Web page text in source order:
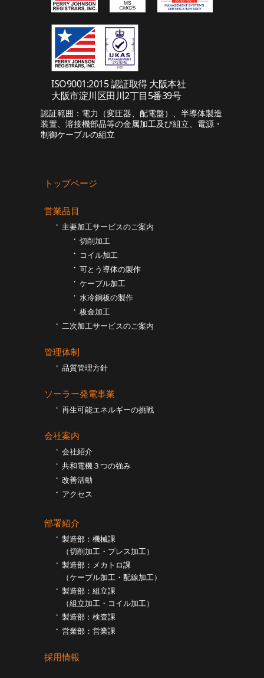
ISO9001:2015 認証取得 大阪本社
大阪市淀川区田川2丁目5番39号
認証範囲：電力（変圧器、配電盤）、半導体製造
装置、溶接機部品等の金属加工及び組立、電源・
制御ケーブルの組立
トップページ
営業品目
主要加工サービスのご案内
切削加工
コイル加工
可とう導体の製作
ケーブル加工
⽔冷銅板の製作
板⾦加工
二次加工サービスのご案内
管理体制
品質管理方針
ソーラー発電事業
再生可能エネルギーの挑戦
会社案内
会社紹介
共和電機３つの強み
改善活動
アクセス
部署紹介
製造部：機械課
（切削加工・プレス加工）
製造部：メカトロ課
（ケーブル加工・配線加工）
製造部：組立課
（組⽴加工・コイル加工）
製造部：検査課
営業部：営業課
採用情報